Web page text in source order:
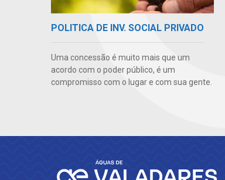
POLITICA DE INV. SOCIAL PRIVADO
Uma concessão é muito mais que um
acordo com o poder público, é um
compromisso com o lugar e com sua gente.